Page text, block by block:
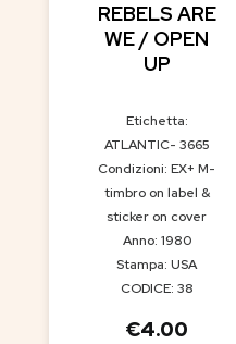
REBELS ARE
WE / OPEN
UP
Etichetta:
ATLANTIC- 3665
Condizioni: EX+ M-
timbro on label &
sticker on cover
Anno: 1980
Stampa: USA
CODICE: 38
€4.00